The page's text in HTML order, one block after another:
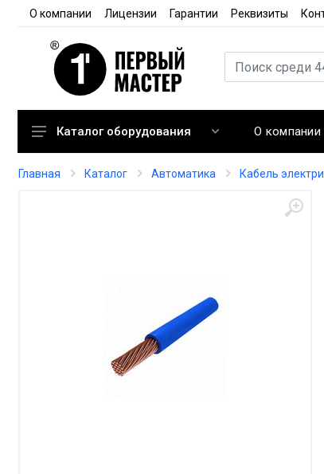
О компании Лицензии Гарантии Реквизиты
Кондиционирование
Каталог оборудования О компании
Главная Каталог Автоматика Кабель